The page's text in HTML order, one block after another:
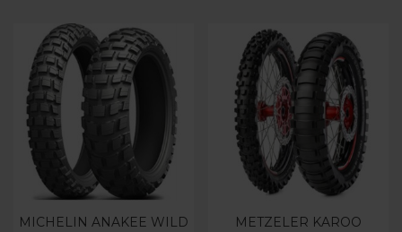
MICHELIN ANAKEE WILD
METZELER KAROO